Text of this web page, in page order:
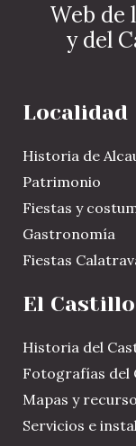
Web de
y del
Localidad
Historia de
Patrimonio
Fiestas y
Gastronomía
Fiestas
El Castillo
Historia del
Fotografías del
Mapas y
Servicios e